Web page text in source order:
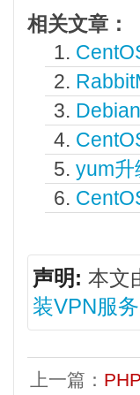
相关文章：
yum升
声明: 本文
装VPN服
上一篇：